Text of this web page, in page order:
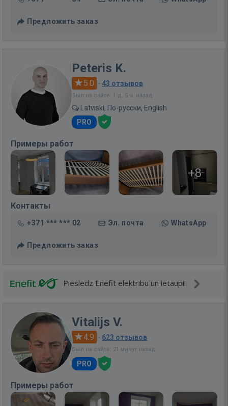
Предложить заказ
Peteris K.
5.0 · 43 отзывов
Был на сайте: 1 д. 5 ч. назад
Latviski, По-русски, English
PRO
Примеры работ
+8
Контакты
+371 *** *** 02 Эл. почта WhatsApp
Предложить заказ
Pieslēdz Enefit elektrību un ietaupi!
Vitalijs V.
4.9 · 623 отзывов
Был на сайте: 21 минут назад
PRO
Примеры работ